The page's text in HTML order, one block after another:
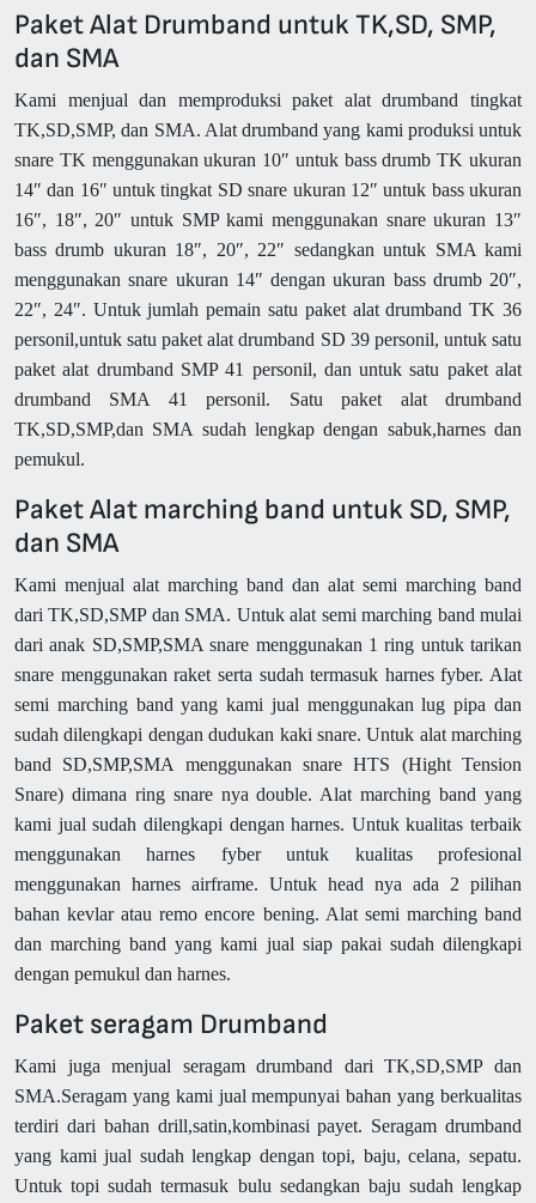
Paket Alat Drumband untuk TK,SD, SMP,
dan SMA
Kami menjual dan memproduksi paket alat drumband tingkat
TK,SD,SMP, dan SMA. Alat drumband yang kami produksi untuk
snare TK menggunakan ukuran 10″ untuk bass drumb TK ukuran
14″ dan 16″ untuk tingkat SD snare ukuran 12″ untuk bass ukuran
16″, 18″, 20″ untuk SMP kami menggunakan snare ukuran 13″
bass drumb ukuran 18″, 20″, 22″ sedangkan untuk SMA kami
menggunakan snare ukuran 14″ dengan ukuran bass drumb 20″,
22″, 24″. Untuk jumlah pemain satu paket alat drumband TK 36
personil,untuk satu paket alat drumband SD 39 personil, untuk satu
paket alat drumband SMP 41 personil, dan untuk satu paket alat
drumband SMA 41 personil. Satu paket alat drumband
TK,SD,SMP,dan SMA sudah lengkap dengan sabuk,harnes dan
pemukul.
Paket Alat marching band untuk SD, SMP,
dan SMA
Kami menjual alat marching band dan alat semi marching band
dari TK,SD,SMP dan SMA. Untuk alat semi marching band mulai
dari anak SD,SMP,SMA snare menggunakan 1 ring untuk tarikan
snare menggunakan raket serta sudah termasuk harnes fyber. Alat
semi marching band yang kami jual menggunakan lug pipa dan
sudah dilengkapi dengan dudukan kaki snare. Untuk alat marching
band SD,SMP,SMA menggunakan snare HTS (Hight Tension
Snare) dimana ring snare nya double. Alat marching band yang
kami jual sudah dilengkapi dengan harnes. Untuk kualitas terbaik
menggunakan harnes fyber untuk kualitas profesional
menggunakan harnes airframe. Untuk head nya ada 2 pilihan
bahan kevlar atau remo encore bening. Alat semi marching band
dan marching band yang kami jual siap pakai sudah dilengkapi
dengan pemukul dan harnes.
Paket seragam Drumband
Kami juga menjual seragam drumband dari TK,SD,SMP dan
SMA.Seragam yang kami jual mempunyai bahan yang berkualitas
terdiri dari bahan drill,satin,kombinasi payet. Seragam drumband
yang kami jual sudah lengkap dengan topi, baju, celana, sepatu.
Untuk topi sudah termasuk bulu sedangkan baju sudah lengkap